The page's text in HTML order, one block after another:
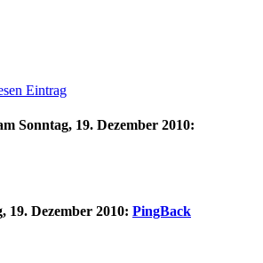
Eintrag
Sonntag, 19. Dezember 2010:
19. Dezember 2010: PingBack